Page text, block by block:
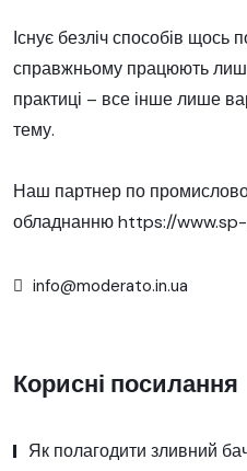
Існує безліч способів щось
справжньому працюють
практиці – все інше лише
тему.
Наш партнер по
обладнаннюhttps://
info@moderato.in.ua
Корисні посилання
Як полагодити зливний